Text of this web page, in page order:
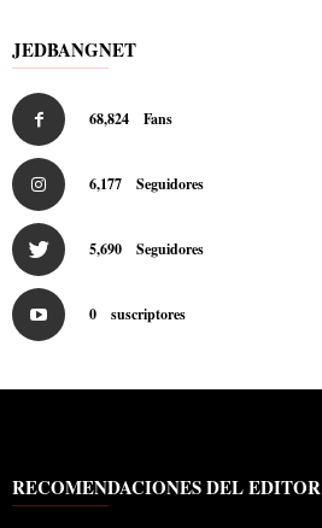
JEDBANGNET
68,824 Fans
6,177 Seguidores
5,690 Seguidores
0 suscriptores
RECOMENDACIONES DEL EDITOR